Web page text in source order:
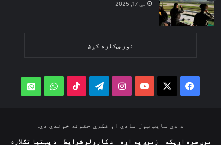
مې 17, 2025
نور ښکاره کړئ
Facebook
YouTube
Instagram
Telegram
TikTok
WhatsApp
د دې سایټ ټول مادي او فکري حقونه خوندي دي.
موږ سره اړیکه زموږ په اړه د کارولو شرایط د پټتیا تګلاره